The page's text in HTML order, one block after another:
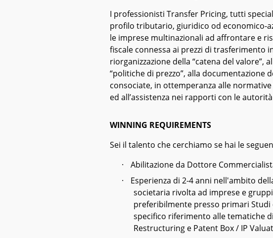
I professionisti Transfer Pricing, tutti
profilo tributario, giuridico od economico-
le imprese multinazionali ad affrontare e
fiscale connessa ai prezzi di trasferimento
riorganizzazione della “catena del valore”,
“politiche di prezzo”, alla documentazione
consociate, in ottemperanza alle
ed all’assistenza nei rapporti con le
WINNING REQUIREMENTS
Sei il talento che cerchiamo se hai le
·
Abilitazione da Dottore
·
Esperienza di 2-4 anni nell'ambito
societaria rivolta ad imprese e
preferibilmente presso primari
specifico riferimento alle tematiche
Restructuring e Patent Box / IP